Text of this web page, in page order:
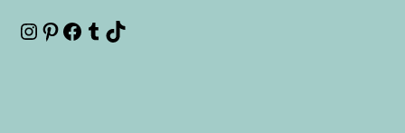
Instagram
Pinterest
Facebook
Tumblr